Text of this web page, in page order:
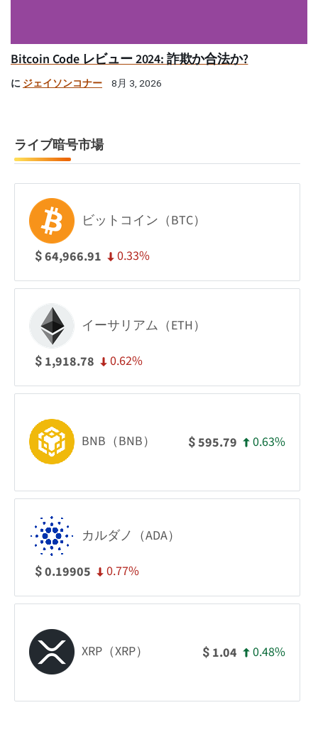
Bitcoin Code レビュー 2024: 詐欺か合法か?
に ジェイソンコナー 8月 3, 2026
ライブ暗号市場
ビットコイン（BTC）
$64,966.91 0.33%
イーサリアム（ETH）
$ 1,918.78 0.62%
BNB（BNB） $595.79 0.63%
カルダノ（ADA）
$0.19905 0.77%
XRP（XRP） $ 1.04 0.48%